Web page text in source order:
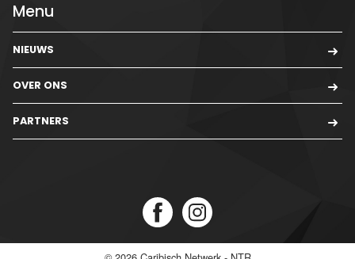
Menu
NIEUWS
OVER ONS
PARTNERS